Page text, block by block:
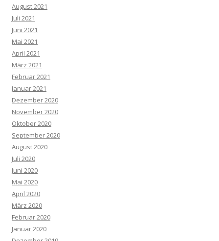
August 2021
Juli 2021
Juni 2021
Mai 2021
April 2021
März 2021
Februar 2021
Januar 2021
Dezember 2020
November 2020
Oktober 2020
September 2020
August 2020
Juli 2020
Juni 2020
Mai 2020
April 2020
März 2020
Februar 2020
Januar 2020